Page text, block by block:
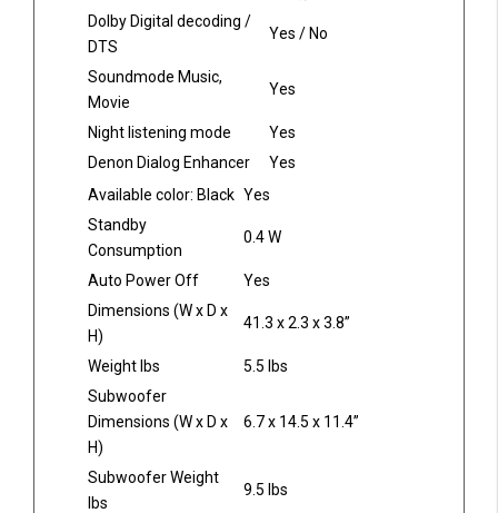
Dolby Digital decoding /
DTS
Yes / No
Soundmode Music,
Movie
Yes
Night listening mode
Yes
Denon Dialog Enhancer
Yes
Available color: Black Yes
Standby
Consumption
0.4 W
Auto Power Off
Yes
Dimensions (W x D x
H)
41.3 x 2.3 x 3.8”
Weight lbs
5.5 lbs
Subwoofer
Dimensions (W x D x
H)
6.7 x 14.5 x 11.4”
Subwoofer Weight
lbs
9.5 lbs